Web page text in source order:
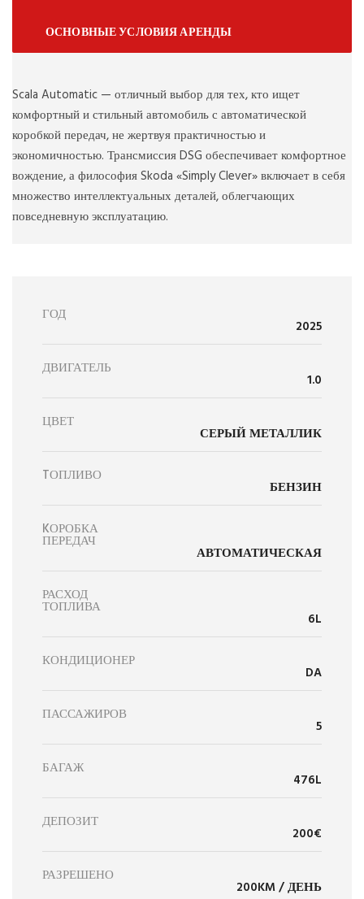
ОСНОВНЫЕ УСЛОВИЯ АРЕНДЫ
Scala Automatic — отличный выбор для тех, кто ищет
комфортный и стильный автомобиль с автоматической
коробкой передач, не жертвуя практичностью и
экономичностью. Трансмиссия DSG обеспечивает комфортное
вождение, а философия Skoda «Simply Clever» включает в себя
множество интеллектуальных деталей, облегчающих
повседневную эксплуатацию.
ГОД
2025
ДВИГАТЕЛЬ
1.0
ЦВЕТ
СЕРЫЙ МЕТАЛЛИК
TОПЛИВО
БЕНЗИН
KОРОБКА
ПЕРЕДАЧ
АВТОМАТИЧЕСКАЯ
РАСХОД
ТОПЛИВА
6L
КОНДИЦИОНЕР
DA
ПАССАЖИРОВ
5
БАГАЖ
476L
ДЕПОЗИТ
200€
РАЗРЕШЕНО
200KM / ДЕНЬ